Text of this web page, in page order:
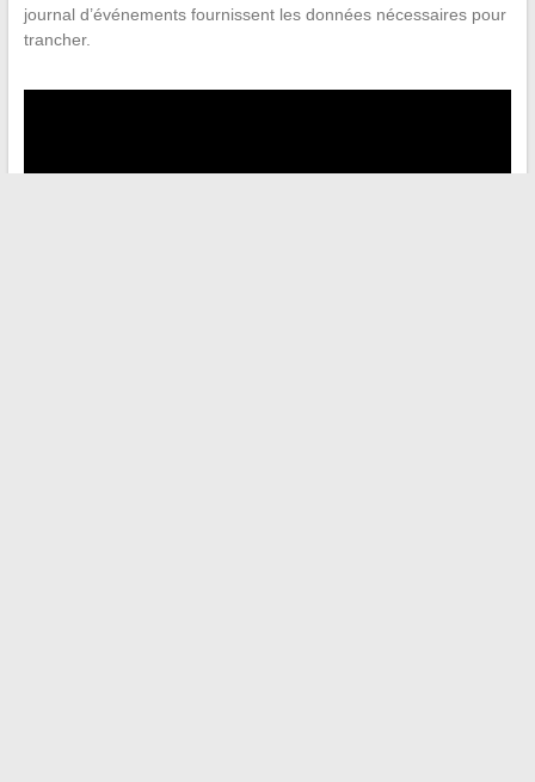
journal d’événements fournissent les données nécessaires pour
trancher.